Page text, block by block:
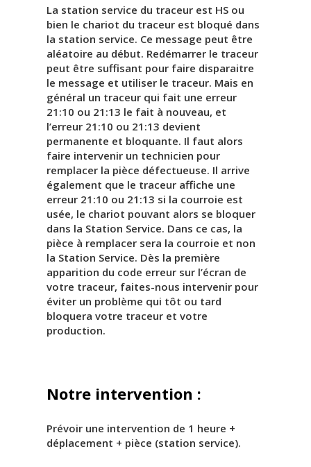
La station service du traceur est HS ou
bien le chariot du traceur est bloqué dans
la station service. Ce message peut être
aléatoire au début. Redémarrer le traceur
peut être suffisant pour faire disparaitre
le message et utiliser le traceur. Mais en
général un traceur qui fait une erreur
21:10 ou 21:13 le fait à nouveau, et
l’erreur 21:10 ou 21:13 devient
permanente et bloquante. Il faut alors
faire intervenir un technicien pour
remplacer la pièce défectueuse. Il arrive
également que le traceur affiche une
erreur 21:10 ou 21:13 si la courroie est
usée, le chariot pouvant alors se bloquer
dans la Station Service. Dans ce cas, la
pièce à remplacer sera la courroie et non
la Station Service. Dès la première
apparition du code erreur sur l’écran de
votre traceur, faites-nous intervenir pour
éviter un problème qui tôt ou tard
bloquera votre traceur et votre
production.
Notre intervention :
Prévoir une intervention de 1 heure +
déplacement + pièce (station service).